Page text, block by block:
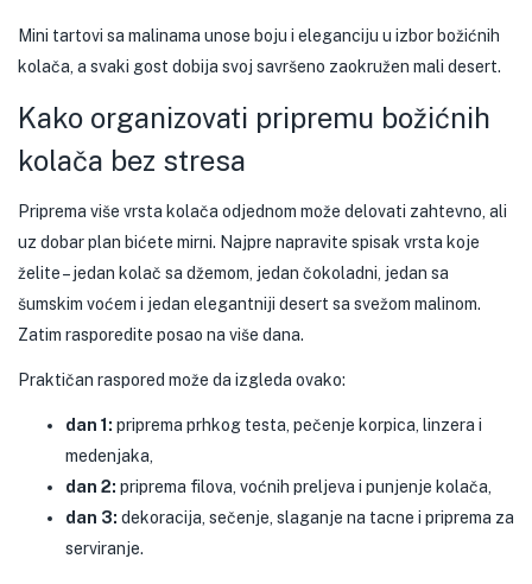
Mini tartovi sa malinama unose boju i eleganciju u izbor božićnih
kolača, a svaki gost dobija svoj savršeno zaokružen mali desert.
Kako organizovati pripremu božićnih
kolača bez stresa
Priprema više vrsta kolača odjednom može delovati zahtevno, ali
uz dobar plan bićete mirni. Najpre napravite spisak vrsta koje
želite – jedan kolač sa džemom, jedan čokoladni, jedan sa
šumskim voćem i jedan elegantniji desert sa svežom malinom.
Zatim rasporedite posao na više dana.
Praktičan raspored može da izgleda ovako:
dan 1: priprema prhkog testa, pečenje korpica, linzera i
medenjaka,
dan 2: priprema filova, voćnih preljeva i punjenje kolača,
dan 3: dekoracija, sečenje, slaganje na tacne i priprema za
serviranje.